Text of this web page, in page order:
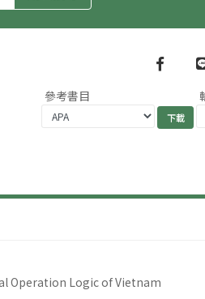
參考書目
Operation Logic of Vietnam